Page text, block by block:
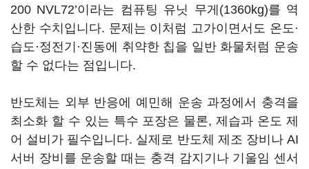
200 NVL72’이라는 컴퓨팅 유닛 무게(1360kg)를 역
산한 수치입니다. 문제는 이처럼 고가이면서도 온도·
습도·정전기·진동에 취약한 칩을 일반 화물처럼 운송
할 수 없다는 점입니다.
반도체는 외부 반응에 예민해 운송 과정에서 충격을
최소화 할 수 있는 특수 포장은 물론, 제습과 온도 제
어 설비가 필수입니다. 실제로 반도체 제조 장비나 AI
서버 장비를 운송할 때는 충격 감지기나 기울임 센서